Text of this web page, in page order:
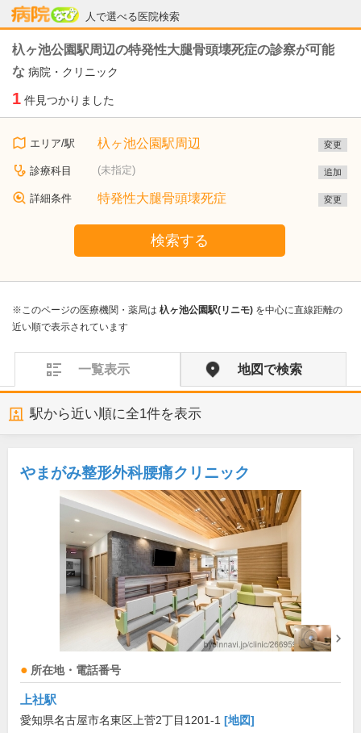
人で選べる医院検索
病院なび
杁ヶ池公園駅周辺の特発性大腿骨頭壊死症の診察が可能
な 病院・クリニック
1 件見つかりました
エリア/駅 杁ヶ池公園駅周辺 変更
診療科目 (未指定) 追加
詳細条件 特発性大腿骨頭壊死症 変更
検索する
※このページの医療機関・薬局は 杁ヶ池公園駅(リニモ) を中心に直線距離の
近い順で表示されています
一覧表示 地図で検索
駅から近い順に全1件を表示
やまがみ整形外科腰痛クリニック
所在地・電話番号
上社駅
愛知県名古屋市名東区上菅2丁目1201-1 [地図]